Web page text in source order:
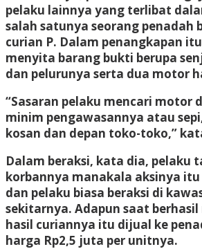
pelaku lainnya yang terlibat
salah satunya seorang penadah
curian P. Dalam penangkapan
menyita barang bukti berupa
dan pelurunya serta dua motor
“Sasaran pelaku mencari motor
minim pengawasannya atau
kosan dan depan toko-toko,”
Dalam beraksi, kata dia, pelaku
korbannya manakala aksinya
dan pelaku biasa beraksi di
sekitarnya. Adapun saat
hasil curiannya itu dijual ke
harga Rp2,5 juta per unitnya.